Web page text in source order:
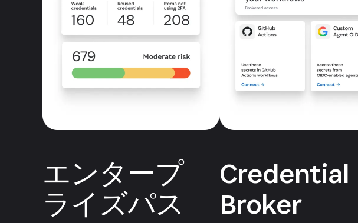
エンタープ
ライズパス
Credential
Broker